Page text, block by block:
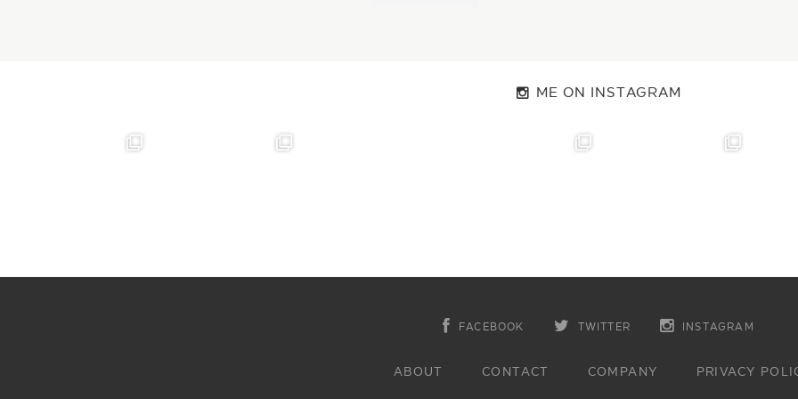
ME ON INSTAGRAM
FACEBOOK TWITTER INSTAGRAM
ABOUT CONTACT COMPANY PRIVACY